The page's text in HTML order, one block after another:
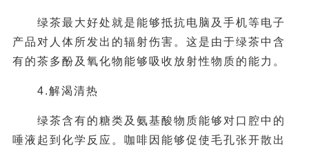
绿茶最大好处就是能够抵抗电脑及手机等电子
产品对人体所发出的辐射伤害。这是由于绿茶中含
有的茶多酚及氧化物能够吸收放射性物质的能力。
4.解渴清热
绿茶含有的糖类及氨基酸物质能够对口腔中的
唾液起到化学反应。咖啡因能够促使毛孔张开散出